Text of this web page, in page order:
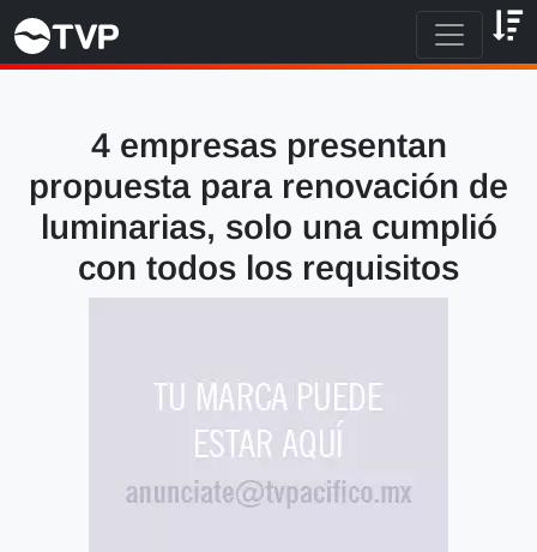
4 empresas presentan
propuesta para renovación de
luminarias, solo una cumplió
con todos los requisitos